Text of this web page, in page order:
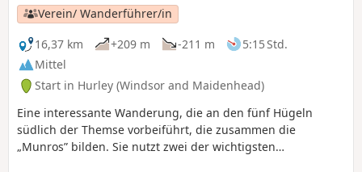
Verein/ Wanderführer/in
16,37 km
+209 m -211 m
5:15 Std.
Mittel
Start in Hurley (Windsor and Maidenhead)
Eine interessante Wanderung, die an den fünf Hügeln
südlich der Themse vorbeiführt, die zusammen die
„Munros” bilden. Sie nutzt zwei der wichtigsten